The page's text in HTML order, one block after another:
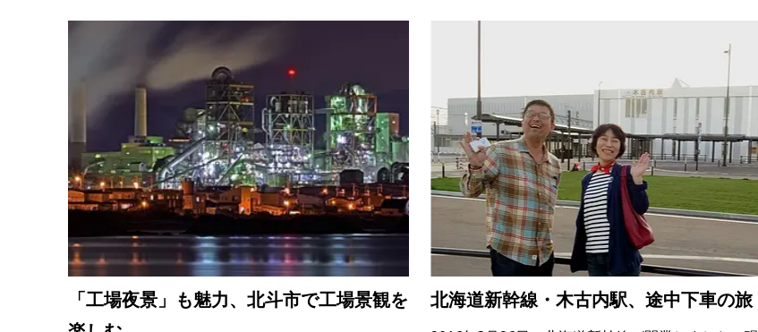
「工場夜景」も魅力、北斗市で工場景観を
北海道新幹線・木古内駅、途中下車の旅